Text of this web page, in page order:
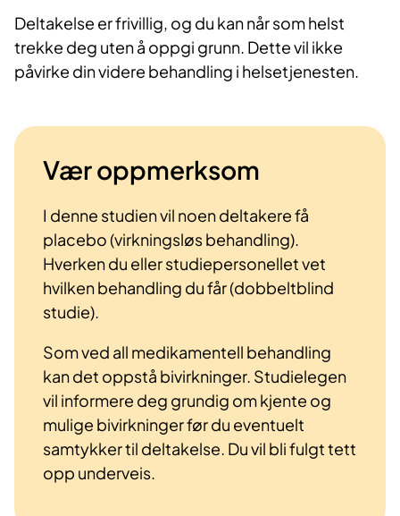
Deltakelse er frivillig, og du kan når som helst
trekke deg uten å oppgi grunn. Dette vil ikke
påvirke din videre behandling i helsetjenesten.
Vær oppmerksom
I denne studien vil noen deltakere få
placebo (virkningsløs behandling).
Hverken du eller studiepersonellet vet
hvilken behandling du får (dobbeltblind
studie).
Som ved all medikamentell behandling
kan det oppstå bivirkninger. Studielegen
vil informere deg grundig om kjente og
mulige bivirkninger før du eventuelt
samtykker til deltakelse. Du vil bli fulgt tett
opp underveis.